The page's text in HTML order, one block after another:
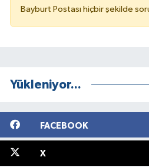
Bayburt Postası hiçbir şekilde
Yükleniyor...
FACEBOOK
X